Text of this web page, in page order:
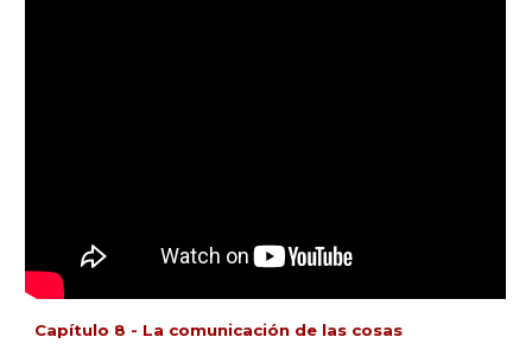
Capítulo 8 - La comunicación de las cosas